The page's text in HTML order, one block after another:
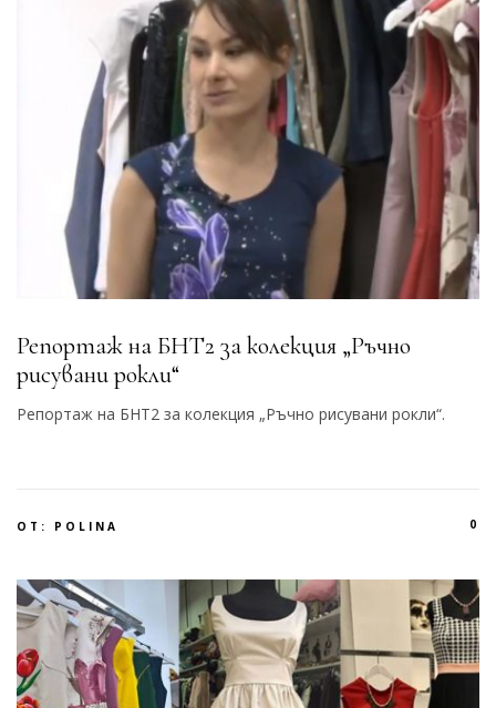
Репортаж на БНТ2 за колекция „Ръчно
рисувани рокли“
Репортаж на БНТ2 за колекция „Ръчно рисувани рокли“.
ОТ: POLINA 0